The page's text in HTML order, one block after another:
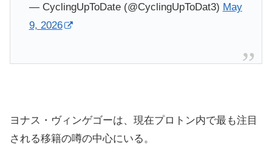
— CyclingUpToDate (@CyclingUpToDat3) May
9, 2026
ヨナス・ヴィンゲゴーは、現在プロトン内で最も注目
される移籍の噂の中心にいる。